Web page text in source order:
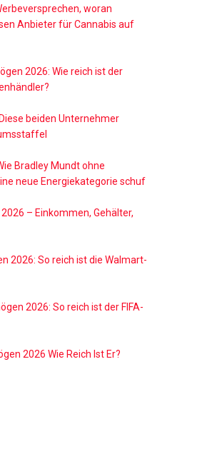
woran
Anbieter für Cannabis auf
2026: Wie reich ist der
beiden Unternehmer
Bradley Mundt ohne
neue Energiekategorie schuf
– Einkommen, Gehälter,
2026: So reich ist die Walmart-
2026: So reich ist der FIFA-
2026 Wie Reich Ist Er?